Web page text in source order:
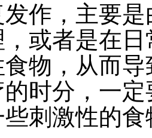
作，主要
或者是在
物，从而
时分，一
刺激性的食